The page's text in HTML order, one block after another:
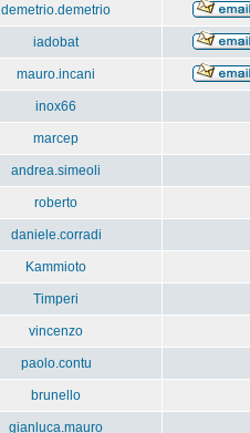
demetrio.demetrio
iadobat
mauro.incani
inox66
marcep
andrea.simeoli
roberto
daniele.corradi
Kammioto
Timperi
vincenzo
paolo.contu
brunello
gianluca.mauro